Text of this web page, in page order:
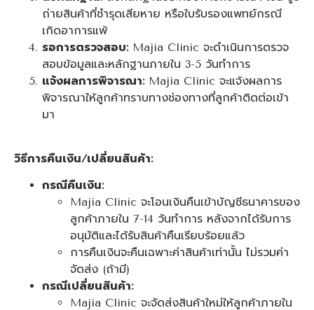
ถ่ายสินค้าที่ชำรุดเสียหาย หรือใบรับรองแพทย์กรณี
เกิดอาการแพ้
รอการตรวจสอบ:Majia Clinic จะดำเนินการตรวจ
สอบข้อมูลและหลักฐานภายใน 3-5 วันทำการ
แจ้งผลการพิจารณา:Majia Clinic จะแจ้งผลการ
พิจารณาให้ลูกค้าทราบทางช่องทางที่ลูกค้าติดต่อเข้า
มา
วิธีการคืนเงิน/เปลี่ยนสินค้า:
กรณีคืนเงิน:
Majia Clinic จะโอนเงินคืนเข้าบัญชีธนาคารของ
ลูกค้าภายใน 7-14 วันทำการ หลังจากได้รับการ
อนุมัติและได้รับสินค้าคืนเรียบร้อยแล้ว
การคืนเงินจะคืนเฉพาะค่าสินค้าเท่านั้น ไม่รวมค่า
จัดส่ง (ถ้ามี)
กรณีเปลี่ยนสินค้า:
Majia Clinic จะจัดส่งสินค้าใหม่ให้ลูกค้าภายใน